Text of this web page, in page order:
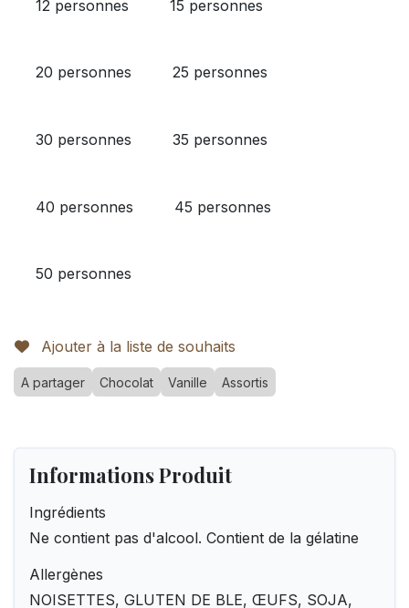
12 personnes 15 personnes
20 personnes 25 personnes
30 personnes 35 personnes
40 personnes 45 personnes
50 personnes
Ajouter à la liste de souhaits
A partager Chocolat Vanille Assortis
Informations Produit
Ingrédients
Ne contient pas d'alcool. Contient de la gélatine
Allergènes
NOISETTES, GLUTEN DE BLE, ŒUFS, SOJA,